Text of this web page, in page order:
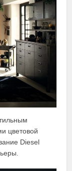
цветовой
Diesel